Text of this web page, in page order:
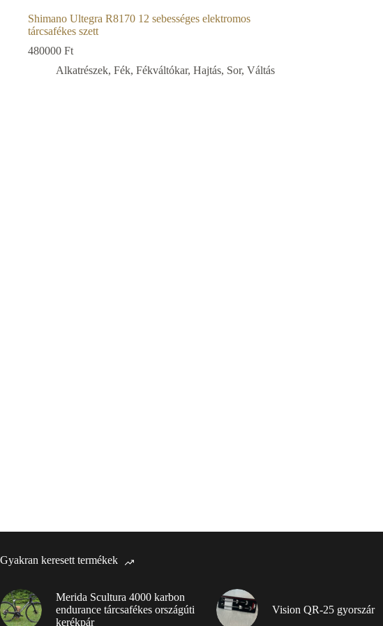
Shimano Ultegra R8170 12 sebességes elektromos
tárcsafékes szett
480000 Ft
Alkatrészek, Fék, Fékváltókar, Hajtás, Sor, Váltás
Gyakran keresett termékek
Merida Scultura 4000 karbon
endurance tárcsafékes országúti
kerékpár
Vision QR-25 gyorszár